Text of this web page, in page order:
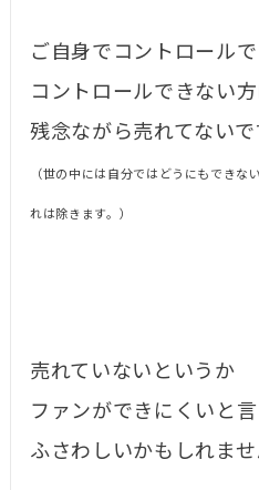
ご自身でコントロール
コントロールできない
残念ながら売れてない
（世の中には自分ではどうにもできな
れは除きます。）
売れていないというか
ファンができにくいと
ふさわしいかもしれませ